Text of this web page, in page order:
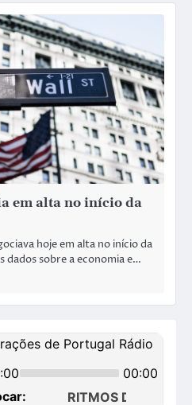
em alta no início da
hoje em alta no início da
dados sobre a economia e…